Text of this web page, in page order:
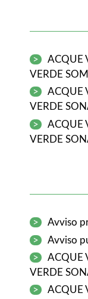
>
ACQUE
VERDE
>
ACQUE
VERDE
>
ACQUE
VERDE
>
Avviso
>
Avviso
>
ACQUE
VERDE
>
ACQUE